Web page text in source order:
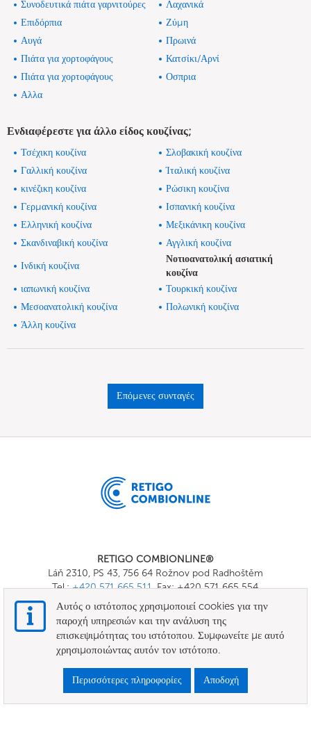
Συνοδευτικά πιάτα γαρνιτούρες
Λαχανικά
Επιδόρπια
Ζύμη
Αυγά
Πρωινά
Πιάτα για χορτοφάγους
Κατσίκι/Αρνί
Πιάτα για χορτοφάγους
Οσπρια
Αλλα
Ενδιαφέρεστε για άλλο είδος κουζίνας;
Τσέχικη κουζίνα
Σλοβακική κουζίνα
Γαλλική κουζίνα
Ίταλική κουζίνα
κινέζικη κουζίνα
Ρώσικη κουζίνα
Γερμανική κουζίνα
Ισπανική κουζίνα
Ελληνική κουζίνα
Μεξικάνικη κουζίνα
Σκανδιναβική κουζίνα
Αγγλική κουζίνα
Ινδική κουζίνα
Νοτιοανατολική ασιατική
κουζίνα
ιαπωνική κουζίνα
Τουρκική κουζίνα
Μεσοανατολική κουζίνα
Πολωνική κουζίνα
Άλλη κουζίνα
Επόμενες συνταγές
RETIGO COMBIONLINE®
Láň 2310, PS 43, 756 64 Rožnov pod Radhoštěm
Tel.:+420 571 665 511, Fax: +420 571 665 554
E-mail:
info@combionline.com
OnlineMenu
ΟΡΟΙ ΚΑΙ ΠΡΟΫΠΟΘΕΣΕΙΣ
Αυτός ο ιστότοπος χρησιμοποιεί cookies για την
παροχή υπηρεσιών και την ανάλυση της
επισκεψιμότητας του ιστότοπου. Συμφωνείτε με αυτό
χρησιμοποιώντας αυτόν τον ιστότοπο.
Περισσότερες πληροφορίες Αποδοχή